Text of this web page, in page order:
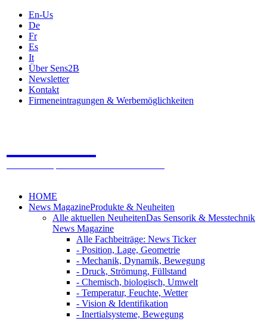
En-Us
De
Fr
Es
It
Über Sens2B
Newsletter
Kontakt
Firmeneintragungen & Werbemöglichkeiten
HOME
News MagazineProdukte & Neuheiten
Alle aktuellen NeuheitenDas Sensorik & Messtechnik
News Magazine
Alle Fachbeiträge: News Ticker
- Position, Lage, Geometrie
- Mechanik, Dynamik, Bewegung
- Druck, Strömung, Füllstand
- Chemisch, biologisch, Umwelt
- Temperatur, Feuchte, Wetter
- Vision & Identifikation
- Inertialsysteme, Bewegung